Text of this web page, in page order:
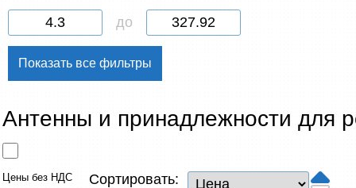
Запомнить
Компьютерная техника
Компьютерные аксессуары
Сетевые товары
до
Антенны и принадлежности для
Цены без НДС Сортировать: